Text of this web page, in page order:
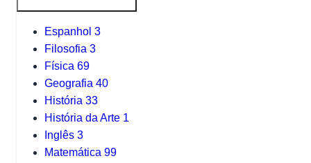
Espanhol 3
Filosofia 3
Física 69
Geografia 40
História 33
História da Arte 1
Inglês 3
Matemática 99